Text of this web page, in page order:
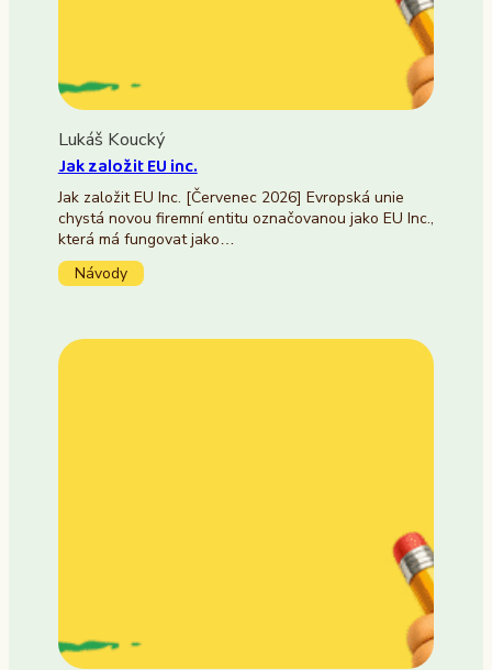
Lukáš Koucký
Jak založit EU inc.
Jak založit EU Inc. [Červenec 2026] Evropská unie
chystá novou firemní entitu označovanou jako EU Inc.,
která má fungovat jako…
Návody